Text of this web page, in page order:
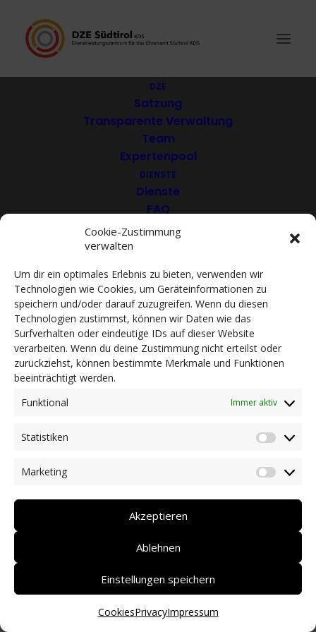
Cookie-Zustimmung
verwalten
Um dir ein optimales Erlebnis zu bieten, verwenden wir
Technologien wie Cookies, um Geräteinformationen zu
speichern und/oder darauf zuzugreifen. Wenn du diesen
Technologien zustimmst, können wir Daten wie das
Surfverhalten oder eindeutige IDs auf dieser Website
verarbeiten. Wenn du deine Zustimmung nicht erteilst oder
zurückziehst, können bestimmte Merkmale und Funktionen
beeinträchtigt werden.
Funktional
Immer aktiv
Statistiken
Marketing
Akzeptieren
Ablehnen
Einstellungen speichern
CookiesPrivacyImpressum
DZE
Satzung
Transparente Verwaltung
Team
Expertenpool
DIENSTE
Dienste
FAQ
Download
Mitglied werden
ACADEMY
VIDEOTHEK
NEWS
Dringlichkeitsmaßnahmen und aktuelle Informationen
Coronakrise: Hilfsangebote unserer Mitglieder
Initiativen unserer Mitglieder/Partner
DEUTSCH
Outbox APS